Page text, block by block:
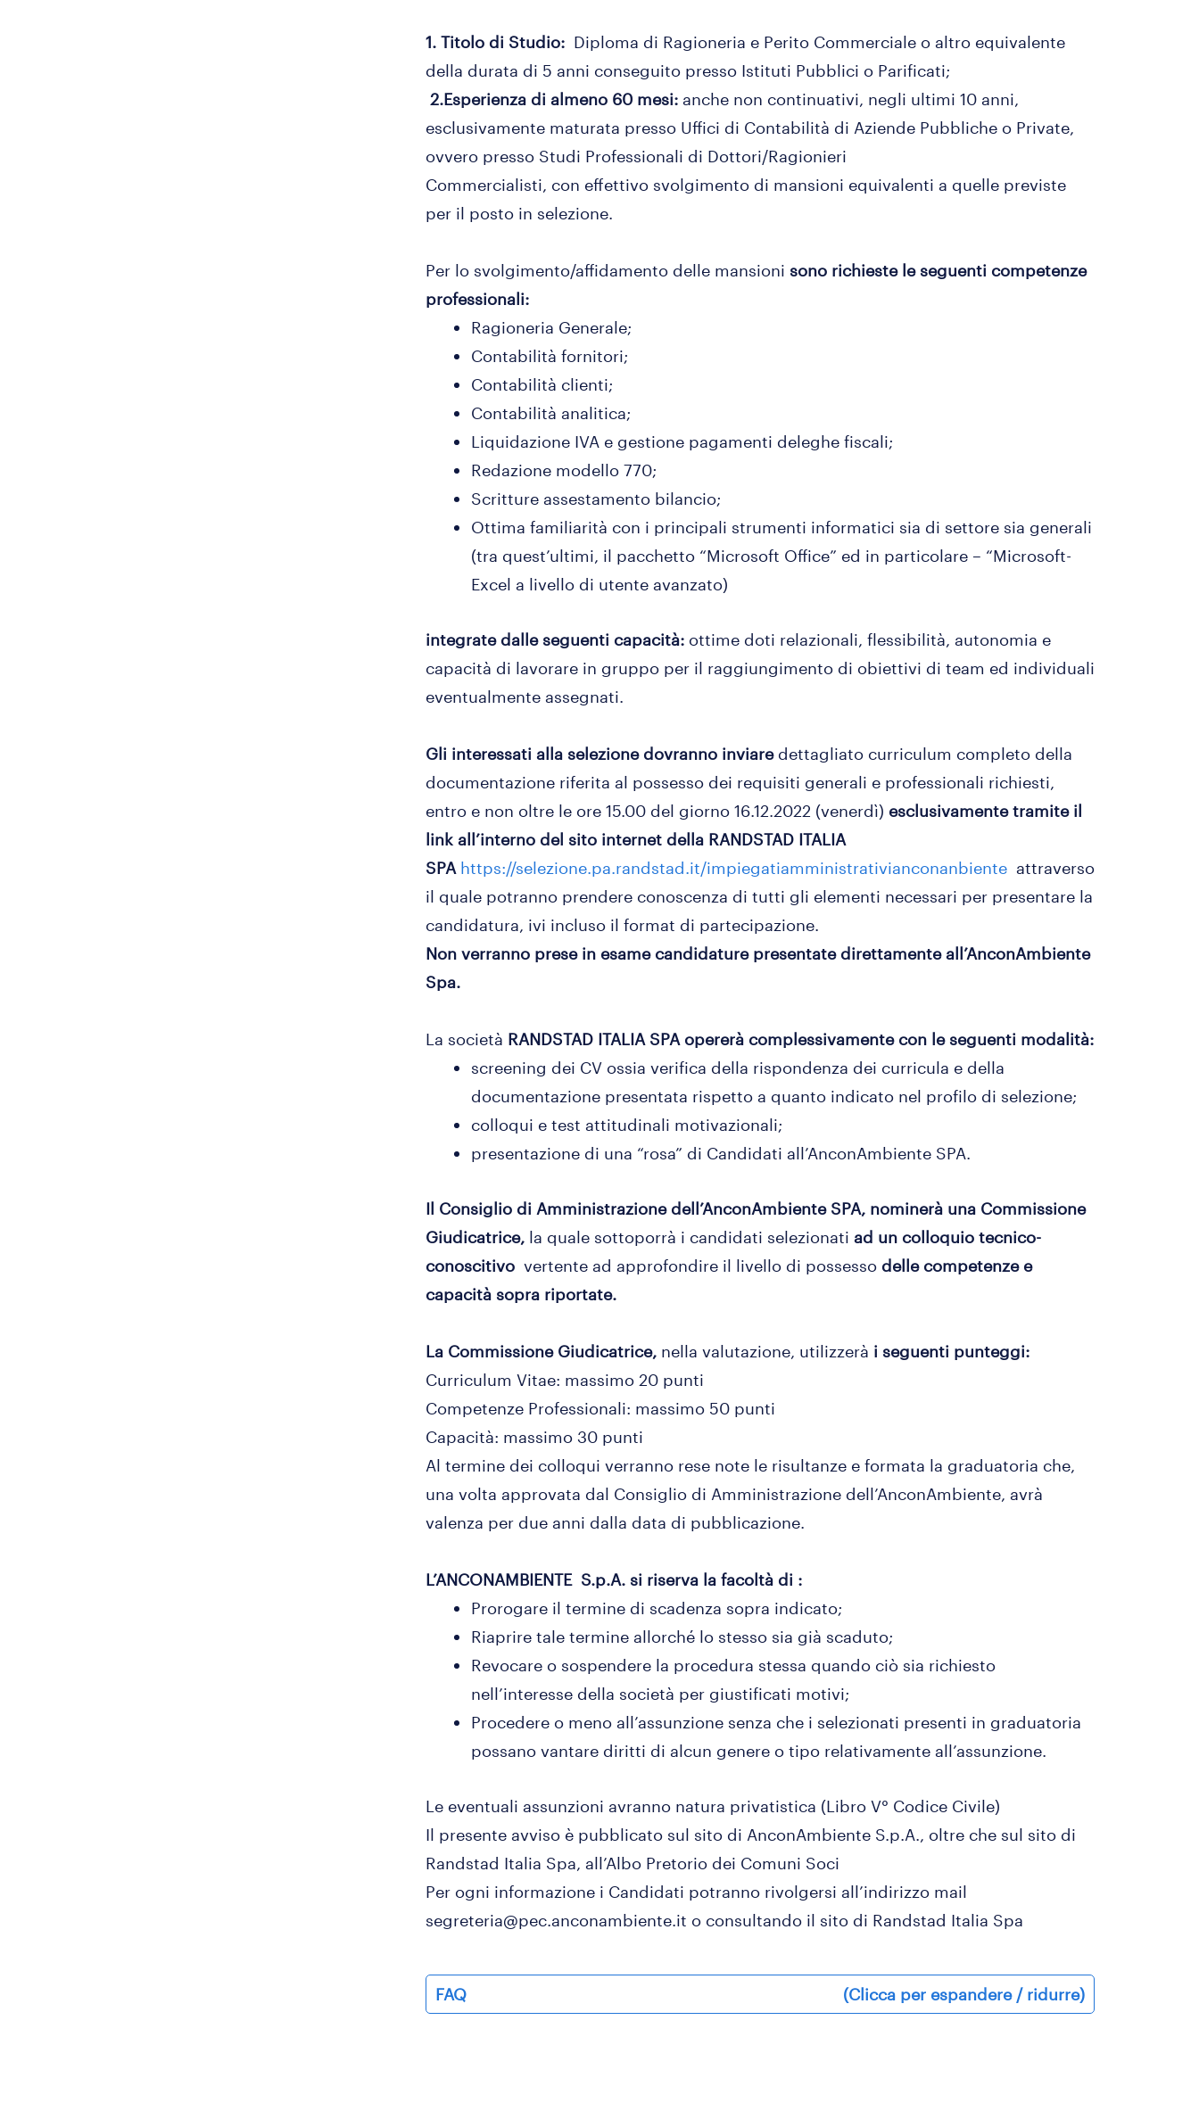
1. Titolo di Studio: Diploma di Ragioneria e Perito Commerciale o altro equivalente
della durata di 5 anni conseguito presso Istituti Pubblici o Parificati;
2.Esperienza di almeno 60 mesi: ​​ anche non continuativi, negli ultimi 10 anni,
esclusivamente maturata presso Uffici di Contabilità di Aziende Pubbliche o Private,
ovvero presso Studi Professionali di Dottori/Ragionieri
Commercialisti, con effettivo svolgimento di mansioni equivalenti a quelle previste
per il posto in selezione.​
Per lo svolgimento/affidamento delle mansioni sono richieste le seguenti competenze
professionali:
Ragioneria Generale;
Contabilità fornitori;
Contabilità clienti;
Contabilità analitica;
Liquidazione IVA e gestione pagamenti deleghe fiscali;
Redazione modello 770;
Scritture assestamento bilancio;
Ottima familiarità con i principali strumenti informatici sia di settore sia generali
(tra quest’ultimi, il pacchetto “Microsoft Office” ed in particolare – “Microsoft-
Excel a livello di utente avanzato)
integrate dalle seguenti capacità: ottime doti relazionali, flessibilità, autonomia e
capacità di lavorare in gruppo per il raggiungimento di obiettivi di team ed individuali
eventualmente assegnati.
Gli interessati alla selezione dovranno inviare dettagliato curriculum completo della
documentazione riferita al possesso dei requisiti generali e professionali richiesti,
entro e non oltre le ore 15.00 del giorno 16.12.2022 (venerdì) esclusivamente tramite il
link all’interno del sito internet della RANDSTAD ITALIA
SPA https://selezione.pa.randstad.it/impiegatiamministrativianconanbiente attraverso
il quale potranno prendere conoscenza di tutti gli elementi necessari per presentare la
candidatura, ivi incluso il format di partecipazione.
Non verranno prese in esame candidature presentate direttamente all’AnconAmbiente
Spa.
La società RANDSTAD ITALIA SPA opererà complessivamente con le seguenti modalità:
screening dei CV ossia verifica della rispondenza dei curricula e della
documentazione presentata rispetto a quanto indicato nel profilo di selezione;
colloqui e test attitudinali motivazionali;
presentazione di una “rosa” di Candidati all’AnconAmbiente SPA.
Il Consiglio di Amministrazione dell’AnconAmbiente SPA, nominerà una Commissione
Giudicatrice, la quale sottoporrà i candidati selezionati ad un colloquio tecnico-
conoscitivo vertente ad approfondire il livello di possesso delle competenze e
capacità sopra riportate.
La Commissione Giudicatrice, nella valutazione, utilizzerà i seguenti punteggi:
Curriculum Vitae: massimo 20 punti
Competenze Professionali: massimo 50 punti
Capacità: massimo 30 punti
Al termine dei colloqui verranno rese note le risultanze e formata la graduatoria che,
una volta approvata dal Consiglio di Amministrazione dell’AnconAmbiente, avrà
valenza per due anni dalla data di pubblicazione.
L’ANCONAMBIENTE S.p.A. si riserva la facoltà di :
Prorogare il termine di scadenza sopra indicato;
Riaprire tale termine allorché lo stesso sia già scaduto;
Revocare o sospendere la procedura stessa quando ciò sia richiesto
nell’interesse della società per giustificati motivi;
Procedere o meno all’assunzione senza che i selezionati presenti in graduatoria
possano vantare diritti di alcun genere o tipo relativamente all’assunzione.
Le eventuali assunzioni avranno natura privatistica (Libro V° Codice Civile)
Il presente avviso è pubblicato sul sito di AnconAmbiente S.p.A., oltre che sul sito di
Randstad Italia Spa, all’Albo Pretorio dei Comuni Soci
Per ogni informazione i Candidati potranno rivolgersi all’indirizzo mail
segreteria@pec.anconambiente.it o consultando il sito di Randstad Italia Spa
FAQ (Clicca per espandere / ridurre)